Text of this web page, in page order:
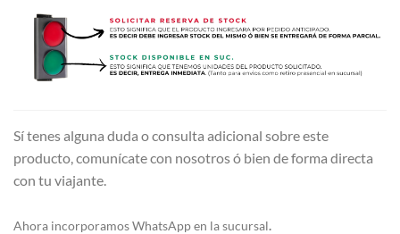
Sí tenes alguna duda o consulta adicional sobre este
producto, comunícate con nosotros ó bien de forma directa
con tu viajante.
Ahora incorporamos WhatsApp en la sucursal.